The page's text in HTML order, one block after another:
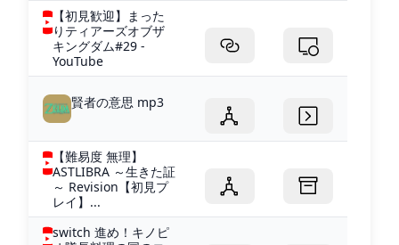
【初見歓迎】まった
りティアーズオブザ
キングダム#29 -
YouTube
賢者の意思 mp3
【難易度 無理】
ASTLIBRA ～生きた証
～ Revision【初見プ
レイ】...
switch 進め！キノピ